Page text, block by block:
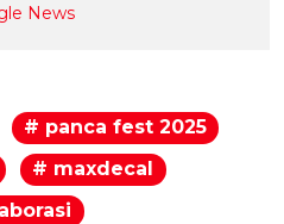
News
# panca fest 2025
# maxdecal